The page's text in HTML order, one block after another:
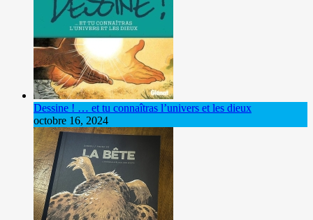
Dessine ! … et tu connaîtras l’univers et les dieux
octobre 16, 2024